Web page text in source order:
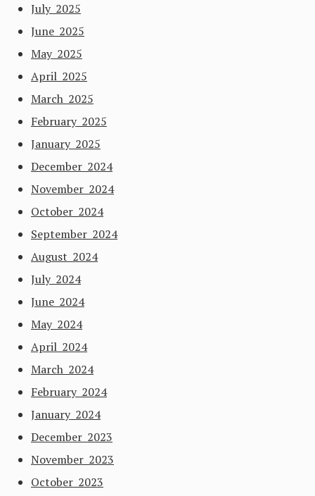
July 2025
June 2025
May 2025
April 2025
March 2025
February 2025
January 2025
December 2024
November 2024
October 2024
September 2024
August 2024
July 2024
June 2024
May 2024
April 2024
March 2024
February 2024
January 2024
December 2023
November 2023
October 2023